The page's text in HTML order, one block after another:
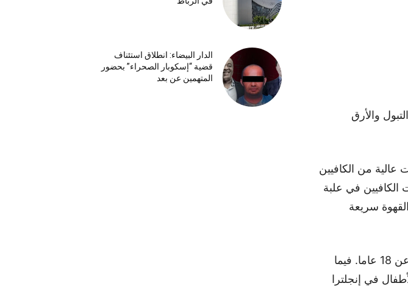
الدار البيضاء: انطلاق استئناف
قضية “إسكوبار الصحراء” بحضور
المتهمين عن بعد
والأرق
من الكافيين
الكافيين في علبة
من القهوة سريعة
حظرت ليتوانيا ولاتفيا بيع مشروبات الطاقـة للأشخاص الذين تقل أعمارهم عن 18 عاما. فيما
في إنجلترا